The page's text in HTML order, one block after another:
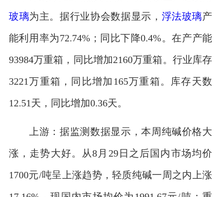
玻璃为主。据行业协会数据显示， 浮法玻璃产
能利用率为72.74%；同比下降0.4%。在产产能
93984万重箱，同比增加2160万重箱。行业库存
3221万重箱，同比增加165万重箱。库存天数
12.51天，同比增加0.36天。
上游：据监测数据显示，本周纯碱价格大
涨，走势大好。从8月29日之后国内市场均价
1700元/吨呈上涨趋势，轻质纯碱一周之内上涨